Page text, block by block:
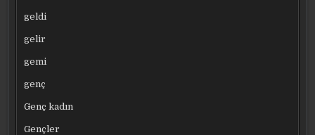
geldi
gelir
gemi
genç
Genç kadın
Gençler